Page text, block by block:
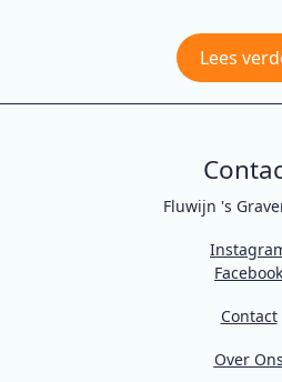
Lees
Fluwijn 's
Facebook
Contact
Over Ons